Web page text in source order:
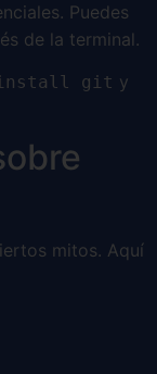
Puedes
de la terminal.
install git y
mitos. Aquí